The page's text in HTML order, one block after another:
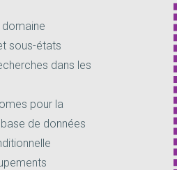
sous-états
dans les
pour la
de données